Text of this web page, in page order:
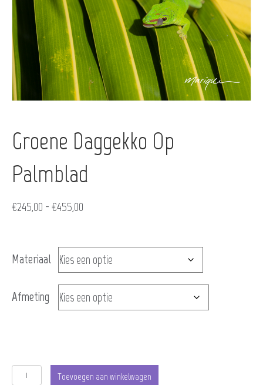
Groene Daggekko Op
Palmblad
€245,00 - €455,00
tot
€455,00
Materiaal
Afmeting
Groene
Toevoegen aan winkelwagen